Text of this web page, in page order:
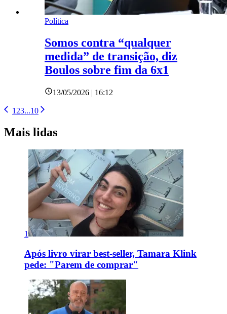
Política
Somos contra “qualquer
medida” de transição, diz
Boulos sobre fim da 6x1
13/05/2026 | 16:12
1 23...10
Mais lidas
1
Após livro virar best-seller, Tamara Klink
pede: "Parem de comprar"